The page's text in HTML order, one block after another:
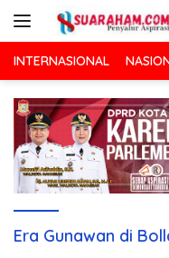
INTERNASIONAL
Era Gunawan di